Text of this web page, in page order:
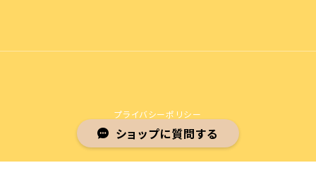
プライバシーポリシー
特定商取引法に基づく表記
ショップに質問する